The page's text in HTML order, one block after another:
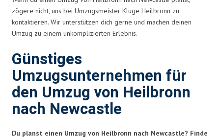
zögere nicht, uns bei Umzugsmeister Kluge Heilbronn zu
kontaktieren. Wir unterstützen dich gerne und machen deinen
Umzug zu einem unkomplizierten Erlebnis.
Günstiges
Umzugsunternehmen für
den Umzug von Heilbronn
nach Newcastle
Du planst einen Umzug von Heilbronn nach Newcastle? Finde